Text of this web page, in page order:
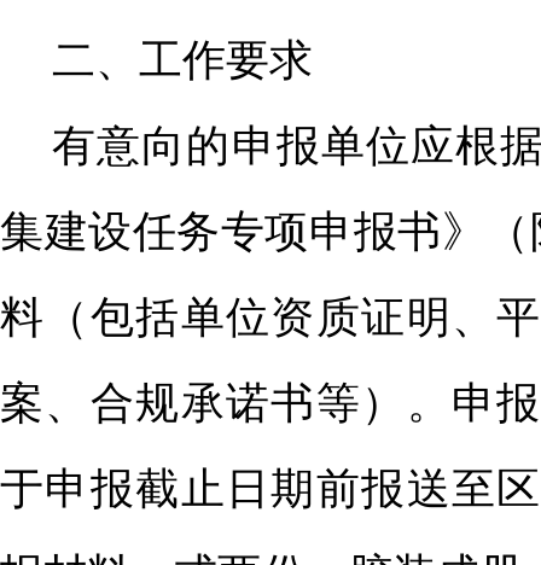
二、工作要求
有意向的申报单位应根
集建设任务专项申报书》（
料（包括单位资质证明、
案、合规承诺书等）。申
于申报截止日期前报送至